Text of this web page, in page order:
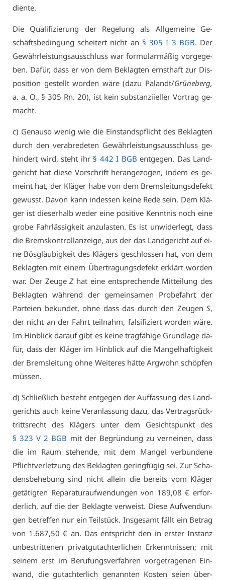
dien­te.
Die Qua­li­fi­zie­rung der Re­ge­lung als All­ge­mei­ne Ge­
schäfts­be­din­gung schei­tert nicht an § 305 I 3 BGB. Der
Ge­währ­leis­tungs­aus­schluss war for­mu­lar­mä­ßig vor­ge­ge­
ben. Da­für, dass er von dem Be­klag­ten ernst­haft zur Dis­
po­si­ti­on ge­stellt wor­den wä­re (da­zu Pa­landt/Grü­ne­berg,
a. a. O., § 305 Rn. 20), ist kein sub­stan­zi­iel­ler Vor­trag ge­
macht.
c) Ge­nau­so we­nig wie die Ein­stands­pflicht des Be­klag­ten
durch den ver­ab­re­de­ten Ge­währ­leis­tungs­aus­schluss ge­
hin­dert wird, steht ihr § 442 I BGB ent­ge­gen. Das Land­
ge­richt hat die­se Vor­schrift her­an­ge­zo­gen, in­dem es ge­
meint hat, der Klä­ger ha­be von dem Brems­lei­tungs­de­fekt
ge­wusst. Da­von kann in­des­sen kei­ne Re­de sein. Dem Klä­
ger ist die­s­er­halb we­der ei­ne po­si­ti­ve Kennt­nis noch ei­ne
gro­be Fahr­läs­sig­keit an­zu­las­ten. Es ist un­wi­der­legt, dass
die Brems­kon­troll­an­zei­ge, aus der das Land­ge­richt auf ei­
ne Bös­gläu­big­keit des Klä­gers ge­schlos­sen hat, von dem
Be­klag­ten mit ei­nem Über­tra­gungs­de­fekt er­klärt wor­den
war. Der Zeu­geZhat ei­ne ent­spre­chen­de Mit­tei­lung des
Be­klag­ten wäh­rend der ge­mein­sa­men Pro­be­fahrt der
Par­tei­en be­kun­det, oh­ne dass das durch den Zeu­gen S,
der nicht an der Fahrt teil­nahm, fal­si­fi­ziert wor­den wä­re.
Im Hin­blick dar­auf gibt es kei­ne trag­fä­hi­ge Grund­la­ge da­
für, dass der Klä­ger im Hin­blick auf die Man­gel­haf­tig­keit
der Brems­lei­tung oh­ne Wei­te­res hät­te Arg­wohn schöp­fen
müs­sen.
d) Schließ­lich be­steht ent­ge­gen der Auf­fas­sung des Land­
ge­richts auch kei­ne Ver­an­las­sung da­zu, das Ver­trags­rück­
tritts­recht des Klä­gers un­ter dem Ge­sichts­punkt des
§ 323 V 2 BGB mit der Be­grün­dung zu ver­nei­nen, dass
die im Raum ste­hen­de, mit dem Man­gel ver­bun­de­ne
Pflicht­ver­let­zung des Be­klag­ten ge­ring­fü­gig sei. Zur Scha­
dens­be­he­bung sind nicht al­lein die be­reits vom Klä­ger
ge­tä­tig­ten Re­pa­ra­tur­auf­wen­dun­gen von 189,08 € er­for­
der­lich, auf die der Be­klag­te ver­weist. Die­se Auf­wen­dun­
gen be­tref­fen nur ein Teil­stück. Ins­ge­samt fällt ein Be­trag
von 1.687,50 € an. Das ent­spricht den in ers­ter In­stanz
un­be­strit­te­nen pri­vat­gut­ach­ter­li­chen Er­kennt­nis­sen; mit
sei­nem erst im Be­ru­fungs­ver­fah­ren vor­ge­tra­ge­nen Ein­
wand, die gut­ach­ter­lich ge­nann­ten Kos­ten sei­en über­